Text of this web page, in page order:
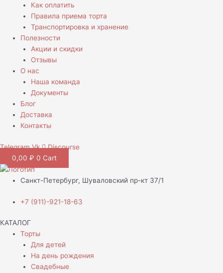
Как оплатить
Правила приема торта
Транспортировка и хранение
Полезности
Акции и скидки
Отзывы
О нас
Наша команда
Документы
Блог
Доставка
Контакты
Telegram Vk
Discourse
0,00 ₽ 0 Cart
Санкт-Петербург, Шуваловский пр-кт 37/1
+7 (911)-921-18-63
КАТАЛОГ
Торты
Для детей
На день рождения
Свадебные